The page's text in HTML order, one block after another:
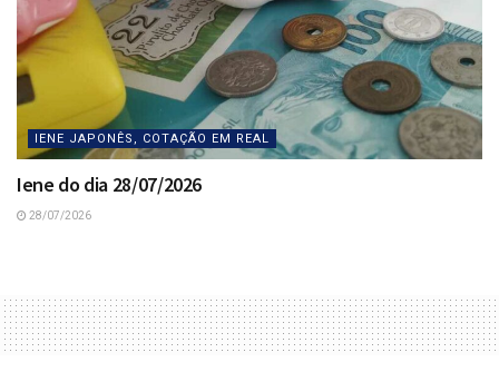
IENE JAPONÊS, COTAÇÃO EM REAL
Iene do dia 28/07/2026
28/07/2026